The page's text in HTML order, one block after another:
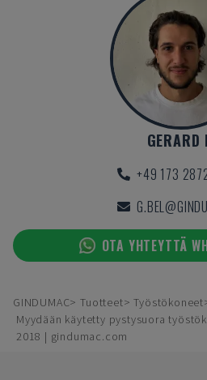
GERARD
+49 173
OTA YHTEYTTÄ
GINDUMAC Tuotteet
Työstökoneet
Myydään käytetty pystysuora
2018 | gindumac.com